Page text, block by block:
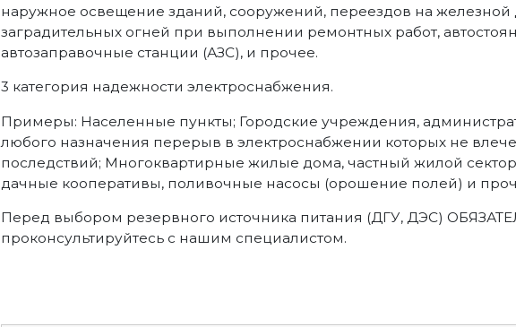
наружное освещение зданий, сооружений, переездов на железной
заградительных огней при выполнении ремонтных работ,
автозаправочные станции (АЗС), и прочее.
3 категория надежности электроснабжения.
Примеры: Населенные пункты; Городские учреждения,
любого назначения перерыв в электроснабжении которых не
последствий; Многоквартирные жилые дома, частный жилой
дачные кооперативы, поливочные насосы (орошение полей) и
Перед выбором резервного источника питания (ДГУ, ДЭС)
проконсультируйтесь с нашим специалистом.